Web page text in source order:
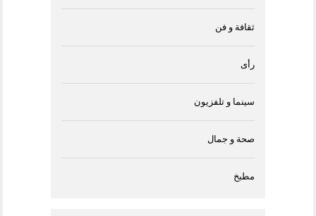
ثقافة و فن
رأى
سينما و تلفزيون
صحة و جمال
مطبخ